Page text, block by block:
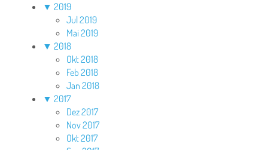
▼ 2019
Jul 2019
Mai 2019
▼ 2018
Okt 2018
Feb 2018
Jan 2018
▼ 2017
Dez 2017
Nov 2017
Okt 2017